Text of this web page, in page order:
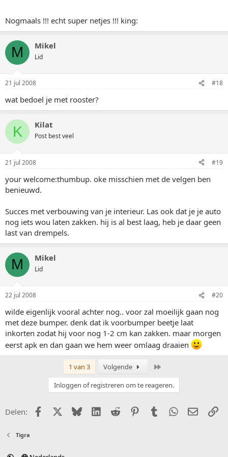
Nogmaals !!! echt super netjes !!! king:
M Mikel
Lid
21 jul 2008 #18
wat bedoel je met rooster?
K Kilat
Post best veel
21 jul 2008 #19
your welcome:thumbup. oke misschien met de velgen ben
benieuwd.
Succes met verbouwing van je interieur. Las ook dat je je auto
nog iets wou laten zakken. hij is al best laag, heb je daar geen
last van drempels.
M Mikel
Lid
22 jul 2008 #20
wilde eigenlijk vooral achter nog.. voor zal moeilijk gaan nog
met deze bumper. denk dat ik voorbumper beetje laat
inkorten zodat hij voor nog 1-2 cm kan zakken. maar morgen
eerst apk en dan gaan we hem weer omlaag draaien
1 van 3 Volgende
Inloggen of registreren om te reageren.
Delen: FacebookX (Twitter)
BlueskyLinkedIn
Reddit PinterestTumblr WhatsApp
E-mail
Tigra